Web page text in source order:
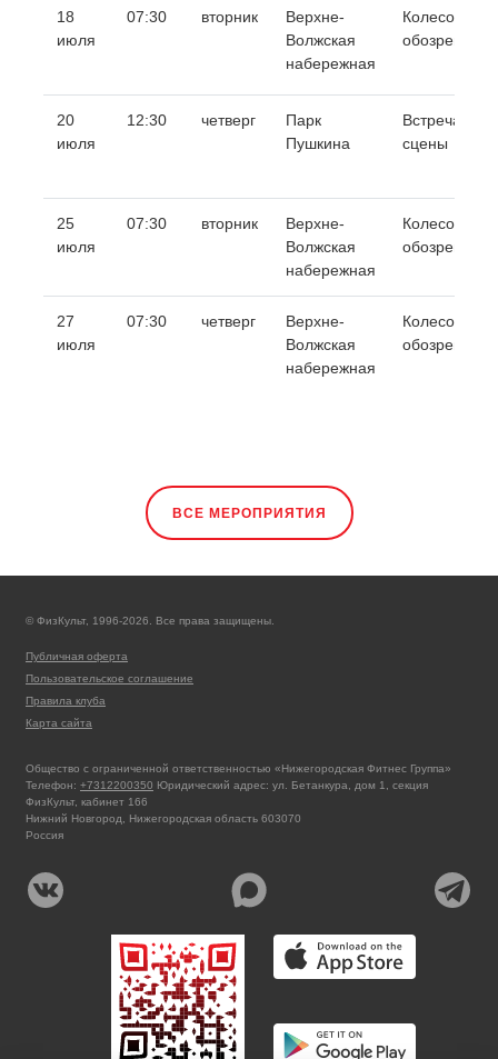
18
июля
07:30 вторник
Верхне-
Волжская
набережная
Колесо
обозрения
20
июля
12:30 четверг
Парк
Пушкина
Встреча у
сцены
25
июля
07:30 вторник
Верхне-
Волжская
набережная
Колесо
обозрения
27
июля
07:30 четверг
Верхне-
Волжская
набережная
Колесо
обозрения
ВСЕ МЕРОПРИЯТИЯ
© ФизКульт, 1996-2026. Все права защищены.
Публичная оферта
Пользовательское соглашение
Правила клуба
Карта сайта
Общество с ограниченной ответственностью «Нижегородская Фитнес Группа»
Телефон: +7312200350 Юридический адрес: ул. Бетанкура, дом 1, секция
ФизКульт, кабинет 166
Нижний Новгород, Нижегородская область 603070
Россия